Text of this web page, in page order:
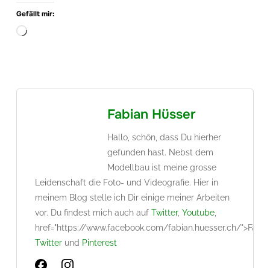
Gefällt mir:
Wird
Fabian Hüsser
Hallo, schön, dass Du hierher
gefunden hast. Nebst dem
Modellbau ist meine grosse
Leidenschaft die Foto- und Videografie. Hier in
meinem Blog stelle ich Dir einige meiner Arbeiten
vor. Du findest mich auch auf Twitter, Youtube,
href="https://www.facebook.com/fabian.huesser.ch/
Twitterund Pinterest